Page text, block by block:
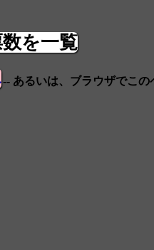
を一覧
-- あるいは、ブラウザでこ